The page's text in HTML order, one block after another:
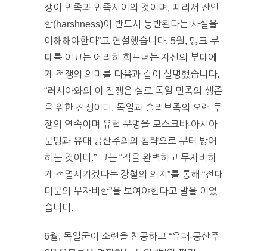
쟁이 민족과 민족사이의 것이며, 따라서 잔인
함(harshness)이 반드시 동반된다는 사실을
이해해야한다”고 연설했습니다. 5월, 탱크 부
대를 이끄는 에리히 회프너는 자신의 부대에
게 전쟁의 의미를 다음과 같이 설명했습니다.
“러시아와의 이 전쟁은 실로 독일 민족의 생존
을 위한 전쟁이다. 독일과 슬라브족의 오랜 투
쟁의 연속이며 유럽 문명을 모스크바-아시아
문명과 유대 공산주의의 침략으로 부터 방어
하는 것이다.” 그는 “적을 완벽하고 무자비하
게 전멸시키겠다는 강철의 의지”를 통해 “전대
미문의 무자비함”을 보여야한다고 말을 이었
습니다.
6월, 독일군이 소련을 침공하고 “유대-공산주